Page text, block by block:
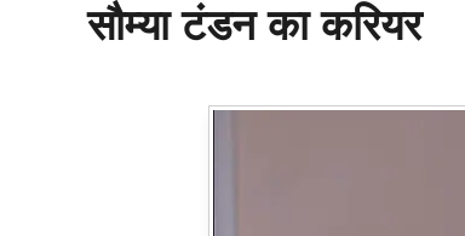
सौम्या टंडन का करियर